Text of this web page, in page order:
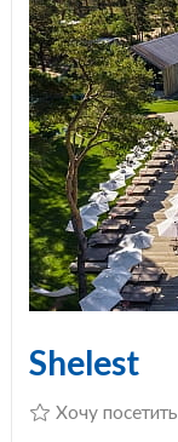
Shelest
Хочу посетить